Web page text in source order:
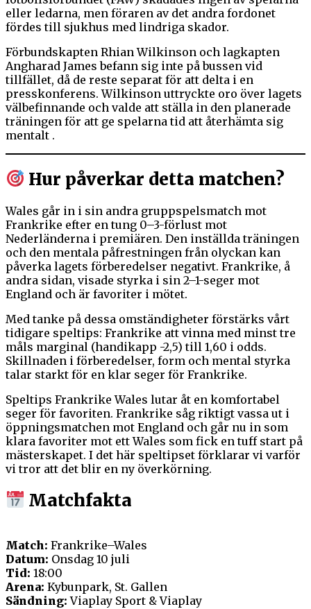
eller ledarna, men föraren av det andra fordonet
fördes till sjukhus med lindriga skador.
Förbundskapten Rhian Wilkinson och lagkapten
Angharad James befann sig inte på bussen vid
tillfället, då de reste separat för att delta i en
presskonferens. Wilkinson uttryckte oro över lagets
välbefinnande och valde att ställa in den planerade
träningen för att ge spelarna tid att återhämta sig
mentalt .
Hur påverkar detta matchen?
Wales går in i sin andra gruppspelsmatch mot
Frankrike efter en tung 0–3-förlust mot
Nederländerna i premiären. Den inställda träningen
och den mentala påfrestningen från olyckan kan
påverka lagets förberedelser negativt. Frankrike, å
andra sidan, visade styrka i sin 2–1-seger mot
England och är favoriter i mötet.
Med tanke på dessa omständigheter förstärks vårt
tidigare speltips: Frankrike att vinna med minst tre
måls marginal (handikapp -2,5) till 1,60 i odds.
Skillnaden i förberedelser, form och mental styrka
talar starkt för en klar seger för Frankrike.
Speltips Frankrike Wales lutar åt en komfortabel
seger för favoriten. Frankrike såg riktigt vassa ut i
öppningsmatchen mot England och går nu in som
klara favoriter mot ett Wales som fick en tuff start på
mästerskapet. I det här speltipset förklarar vi varför
vi tror att det blir en ny överkörning.
Matchfakta
Match: Frankrike–Wales
Datum: Onsdag 10 juli
Tid: 18:00
Arena: Kybunpark, St. Gallen
Sändning: Viaplay Sport & Viaplay